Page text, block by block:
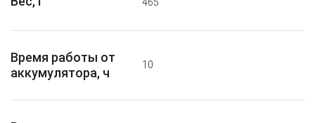
465
Время работы от
аккумулятора, ч
10